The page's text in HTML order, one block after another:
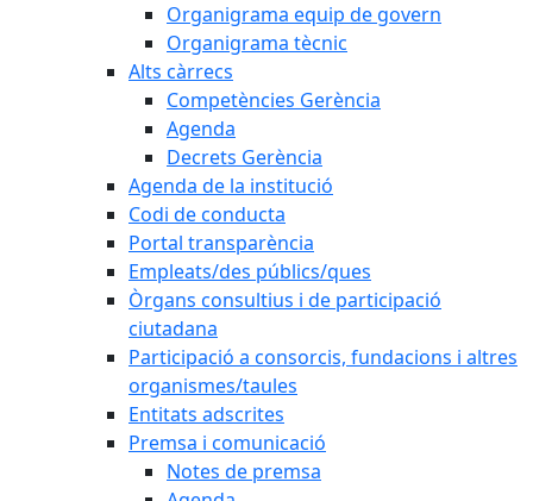
Organigrama equip de govern
Organigrama tècnic
Alts càrrecs
Competències Gerència
Agenda
Decrets Gerència
Agenda de la institució
Codi de conducta
Portal transparència
Empleats/des públics/ques
Òrgans consultius i de participació
ciutadana
Participació a consorcis, fundacions i altres
organismes/taules
Entitats adscrites
Premsa i comunicació
Notes de premsa